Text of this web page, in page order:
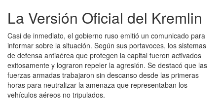
La Versión Oficial del Kremlin
Casi de inmediato, el gobierno ruso emitió un comunicado para
informar sobre la situación. Según sus portavoces, los sistemas
de defensa antiaérea que protegen la capital fueron activados
exitosamente y lograron repeler la agresión. Se destacó que las
fuerzas armadas trabajaron sin descanso desde las primeras
horas para neutralizar la amenaza que representaban los
vehículos aéreos no tripulados.